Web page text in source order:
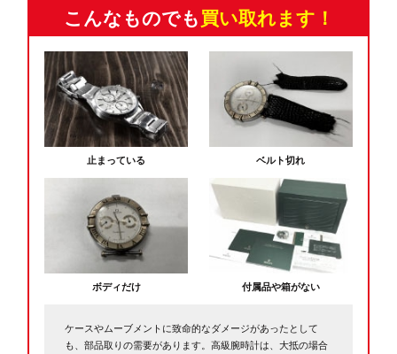
こんなものでも 買い取れます！
止まっている ベルト切れ
ボディだけ 付属品や箱がない
ケースやムーブメントに致命的なダメージがあったとして
も、部品取りの需要があります。高級腕時計は、大抵の場合